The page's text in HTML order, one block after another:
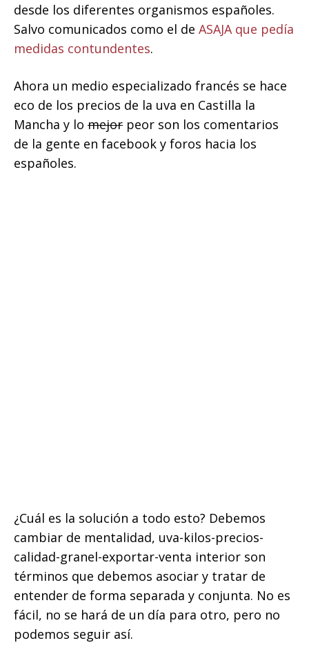
desde los diferentes organismos españoles.
Salvo comunicados como el de ASAJA que pedía
medidas contundentes.
Ahora un medio especializado francés se hace
eco de los precios de la uva en Castilla la
Mancha y lo mejor peor son los comentarios
de la gente en facebook y foros hacia los
españoles.
¿Cuál es la solución a todo esto? Debemos
cambiar de mentalidad, uva-kilos-precios-
calidad-granel-exportar-venta interior son
términos que debemos asociar y tratar de
entender de forma separada y conjunta. No es
fácil, no se hará de un día para otro, pero no
podemos seguir así.